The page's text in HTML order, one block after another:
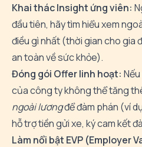
Khai thác Insight ứng viên:
đầu tiên, hãy tìm hiểu xem
điều gì nhất (thời gian cho gia
an toàn về sức khỏe).
Đóng gói Offer linh hoạt:
của công ty không thể tăng
ngoài lươngđể đàm phán (ví
hỗ trợ tiền gửi xe, ký cam kết
Làm nổi bật EVP (Employer